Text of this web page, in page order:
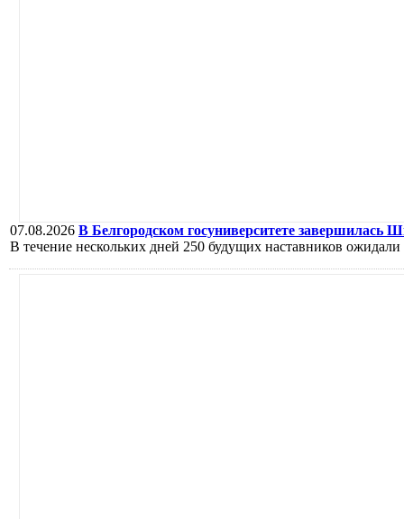
07.08.2026 В Белгородском госуниверситете завершилась
В течение нескольких дней 250 будущих наставников